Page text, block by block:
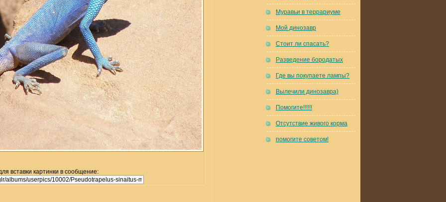
вставки картинки в сообщение:
Муравьи в террариуме
Мой динозавр
Стоит ли спасать?
Разведение бородатых
Где вы покупаете лампы?
Вылечили динозавра)
Помогите!!!!!!
Отсутствие живого корма
помогите советом!